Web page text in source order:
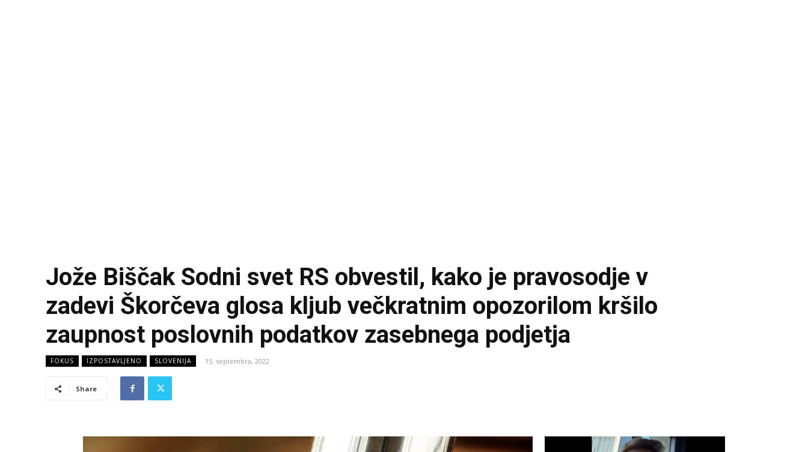
Jože Biščak Sodni svet RS obvestil, kako je pravosodje v
zadevi Škorčeva glosa kljub večkratnim opozorilom kršilo
zaupnost poslovnih podatkov zasebnega podjetja
FOKUS IZPOSTAVLJENO SLOVENIJA 15. septembra, 2022
Share